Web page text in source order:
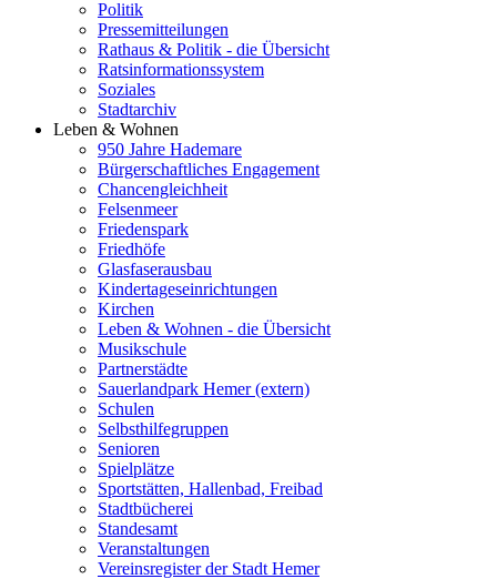
Politik
Pressemitteilungen
Rathaus & Politik - die Übersicht
Ratsinformationssystem
Soziales
Stadtarchiv
Leben & Wohnen
950 Jahre Hademare
Bürgerschaftliches Engagement
Chancengleichheit
Felsenmeer
Friedenspark
Friedhöfe
Glasfaserausbau
Kindertageseinrichtungen
Kirchen
Leben & Wohnen - die Übersicht
Musikschule
Partnerstädte
Sauerlandpark Hemer (extern)
Schulen
Selbsthilfegruppen
Senioren
Spielplätze
Sportstätten, Hallenbad, Freibad
Stadtbücherei
Standesamt
Veranstaltungen
Vereinsregister der Stadt Hemer